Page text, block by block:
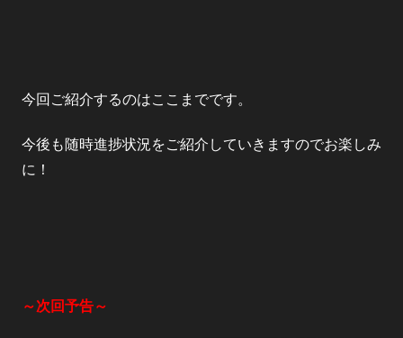
今回ご紹介するのはここまでです。
今後も随時進捗状況をご紹介していきますのでお楽しみ
に！
～次回予告～